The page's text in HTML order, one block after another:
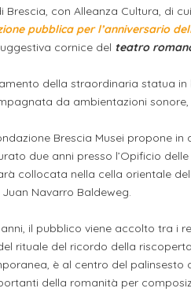
Brescia, con Alleanza Cultura, di
pubblica per l’anniversario
cornice del teatro
della straordinaria statua
da ambientazioni
Brescia Musei propone
due anni presso l’Opificio
collocata nella cella orientale
Navarro Baldeweg.
il pubblico viene accolto tra i
rituale del ricordo della
è al centro del palinsesto
della romanità per